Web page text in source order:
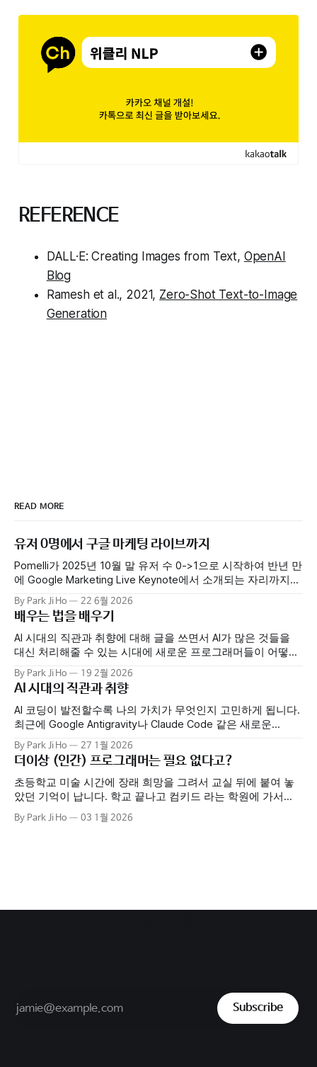
REFERENCE
DALL·E: Creating Images from Text, OpenAI
Blog
Ramesh et al., 2021, Zero-Shot Text-to-Image
Generation
READ MORE
유저 0명에서 구글 마케팅 라이브까지
Pomelli가 2025년 10월 말 유저 수 0->1으로 시작하여 반년 만
에 Google Marketing Live Keynote에서 소개되는 자리까지
올라섰습니다. 현재에는 전 세계 수만 명의 사람들이 자신의
비즈니스를 성장시키기 위해 Pomelli를 사용하고 있습니다. 첫
출시 이후 Photoshoot, Product Catalog, Agent 등 여러 기능
들을 빠르게 출시했습니다. 팀의 모멘텀이 정말 엄청났습니다.
어떤 출시일에는
By Park Ji Ho 22 6월 2026
배우는 법을 배우기
AI 시대의 직관과 취향에 대해 글을 쓰면서 AI가 많은 것들을
대신 처리해줄 수 있는 시대에 새로운 프로그래머들이 어떻게
역량을 기를 수 있을지 얘기했었습니다. 이와 관련되서 최근에
재밌는 연구가 나와 공유하려 합니다. Anthropic이 AI의 도움이
배움에 어떤 영향을 미치는지 연구한 실험 결과를 발표했습니
다. 주니어 개발자들에게 새로운 Python 라이브러리(Trio)를
배우는
By Park Ji Ho 19 2월 2026
AI 시대의 직관과 취향
AI 코딩이 발전할수록 나의 가치가 무엇인지 고민하게 됩니다.
최근에 Google Antigravity나 Claude Code 같은 새로운
"Agentic" Coding 도구들을 업무와 취미 프로젝트에 동시에 사
용해보고 있는데, 정말 매일 기존의 관념이 부서지는 경험을
하고 있습니다. 보통 가족과 시간을 보내느라 바쁜 주말에 한
시간 정도 여유가 생겨서 장보기 영수증 기록 툴을 만들어보기
로
By Park Ji Ho 27 1월 2026
더이상 (인간) 프로그래머는 필요 없다고?
초등학교 미술 시간에 장래 희망을 그려서 교실 뒤에 붙여 놓
았던 기억이 납니다. 학교 끝나고 컴키드 라는 학원에 가서
PPT나 나모 웹에디터를 가지고 놀던(?) 저는 "프로그래머"라
는 직업을 그려 넣었었습니다. 그리고 그 아이는 지금은 그렇
By Park Ji Ho 03 1월 2026
Subscribe